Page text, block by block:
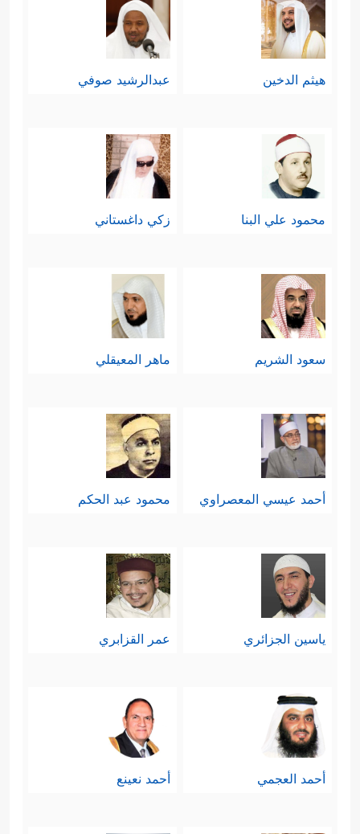
هيثم الدخين عبدالرشيد صوفي
محمود علي البنا زكي داغستاني
سعود الشريم ماهر المعيقلي
أحمد عيسي المعصراوي محمود عبد الحكم
ياسين الجزائري عمر القزابري
أحمد العجمي أحمد نعينع